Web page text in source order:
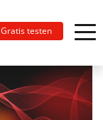
Gratis testen